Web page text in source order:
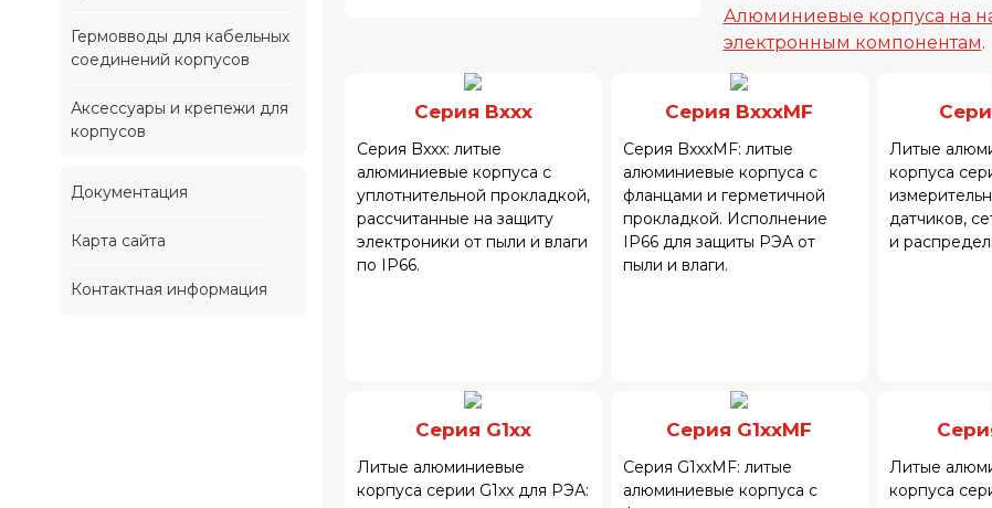
Гермовводы для кабельных
соединений корпусов
Аксессуары и крепежи для
корпусов
Документация
Карта сайта
Контактная информация
Алюминиевые корпуса на
электронным компонентам.
Серия Bxxx
Серия Bxxx: литые
алюминиевые корпуса с
уплотнительной прокладкой,
рассчитанные на защиту
электроники от пыли и влаги
по IP66.
Серия BxxxMF
Серия BxxxMF: литые
алюминиевые корпуса с
фланцами и герметичной
прокладкой. Исполнение
IP66 для защиты РЭА от
пыли и влаги.
Литые
корпуса
датчиков,
и
Серия G1xx
Литые алюминиевые
корпуса серии G1xx для РЭА:
Серия G1xxMF
Серия G1xxMF: литые
алюминиевые корпуса с
Литые
корпуса